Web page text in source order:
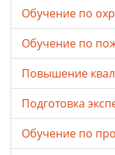
Обучение по
Обучение по
Повышение
Подготовка
Обучение по